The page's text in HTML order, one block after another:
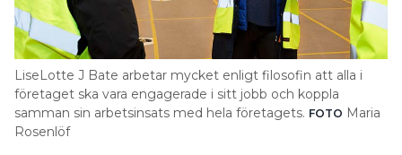
LiseLotte J Bate arbetar mycket enligt filosofin att alla i
företaget ska vara engagerade i sitt jobb och koppla
samman sin arbetsinsats med hela företagets. FOTO Maria
Rosenlöf